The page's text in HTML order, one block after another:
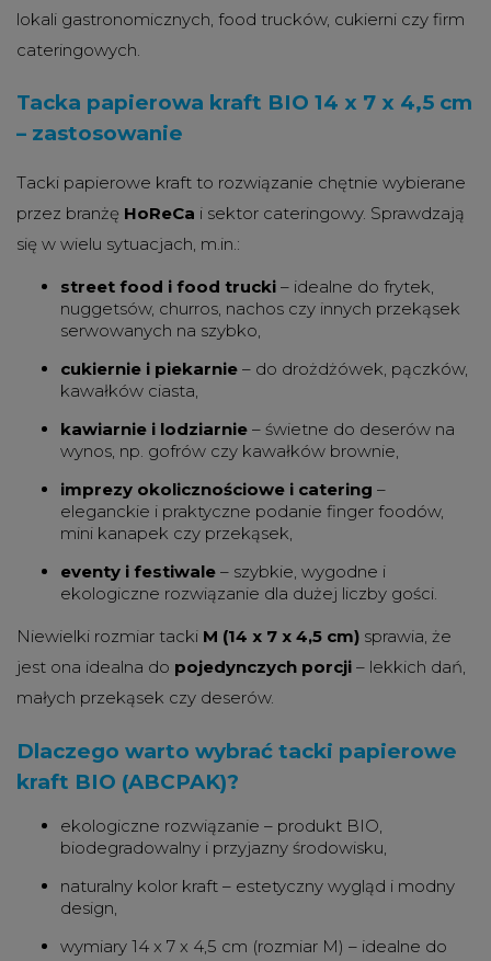
lokali gastronomicznych, food trucków, cukierni czy firm
cateringowych.
Tacka papierowa kraft BIO 14 x 7 x 4,5 cm
– zastosowanie
Tacki papierowe kraft to rozwiązanie chętnie wybierane
przez branżę HoReCa i sektor cateringowy. Sprawdzają
się w wielu sytuacjach, m.in.:
street food i food trucki – idealne do frytek,
nuggetsów, churros, nachos czy innych przekąsek
serwowanych na szybko,
cukiernie i piekarnie – do drożdżówek, pączków,
kawałków ciasta,
kawiarnie i lodziarnie – świetne do deserów na
wynos, np. gofrów czy kawałków brownie,
imprezy okolicznościowe i catering –
eleganckie i praktyczne podanie finger foodów,
mini kanapek czy przekąsek,
eventy i festiwale – szybkie, wygodne i
ekologiczne rozwiązanie dla dużej liczby gości.
Niewielki rozmiar tacki M (14 x 7 x 4,5 cm) sprawia, że
jest ona idealna do pojedynczych porcji – lekkich dań,
małych przekąsek czy deserów.
Dlaczego warto wybrać tacki papierowe
kraft BIO (ABCPAK)?
ekologiczne rozwiązanie – produkt BIO,
biodegradowalny i przyjazny środowisku,
naturalny kolor kraft – estetyczny wygląd i modny
design,
wymiary 14 x 7 x 4,5 cm (rozmiar M) – idealne do